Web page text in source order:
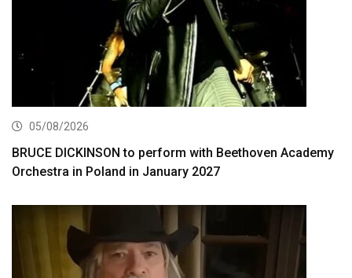
05/08/2026
BRUCE DICKINSON to perform with Beethoven Academy
Orchestra in Poland in January 2027